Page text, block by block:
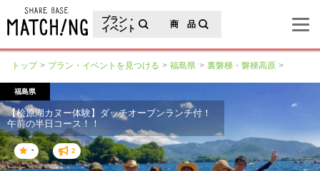
プラン・
イベント
商 品
トップ プラン・イベントを見つける 福島県 裏磐梯・磐梯高原
福島県
【桧原湖カヌー体験】ダッチオーブンランチ付！
午前の半日コース！！
- 2